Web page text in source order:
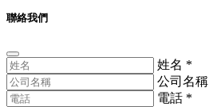
聯絡我們
姓名 *
公司名稱
電話 *